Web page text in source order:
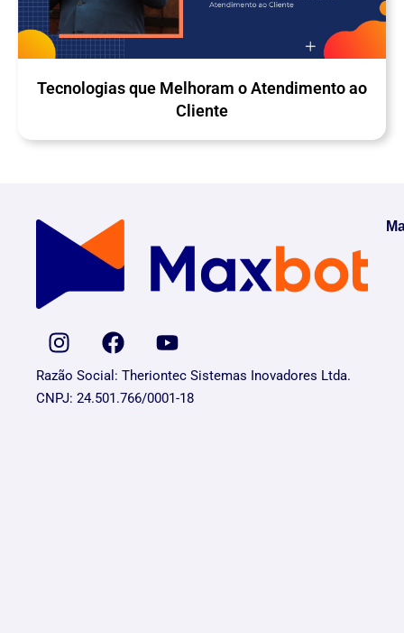
Tecnologias que Melhoram o Atendimento ao
Cliente
Razão Social: Theriontec Sistemas Inovadores Ltda.
CNPJ: 24.501.766/0001-18